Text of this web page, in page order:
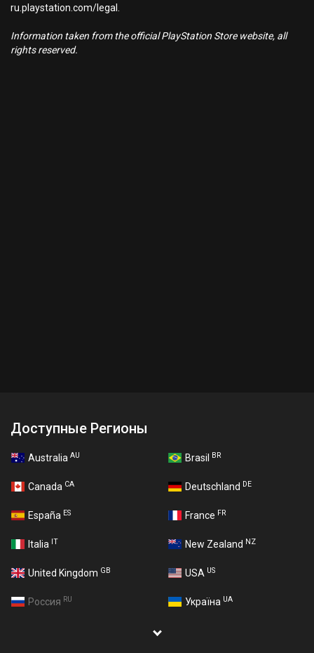
ru.playstation.com/legal.
Information taken from the official PlayStation Store website, all
rights reserved.
Доступные Регионы
Australia AU Brasil BR
Canada CA Deutschland DE
España ES France FR
Italia IT New Zealand NZ
United Kingdom GB USA US
Россия RU Україна UA